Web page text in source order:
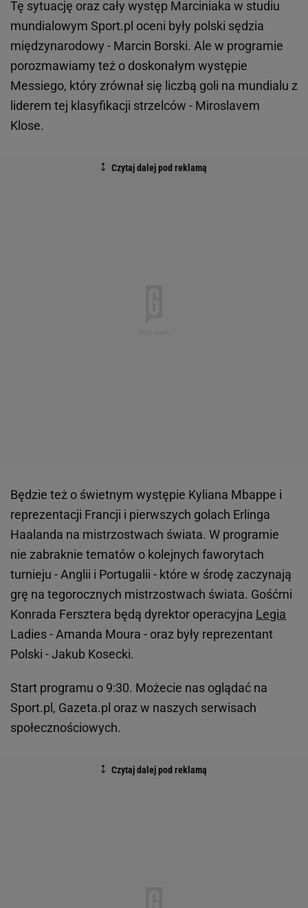
Tę sytuację oraz cały występ Marciniaka w studiu
mundialowym Sport.pl oceni były polski sędzia
międzynarodowy - Marcin Borski. Ale w programie
porozmawiamy też o doskonałym występie
Messiego, który zrównał się liczbą goli na mundialu z
liderem tej klasyfikacji strzelców - Miroslavem
Klose.
Będzie też o świetnym występie Kyliana Mbappe i
reprezentacji Francji i pierwszych golach Erlinga
Haalanda na mistrzostwach świata. W programie
nie zabraknie tematów o kolejnych faworytach
turnieju - Anglii i Portugalii - które w środę zaczynają
grę na tegorocznych mistrzostwach świata. Gośćmi
Konrada Fersztera będą dyrektor operacyjna Legia
Ladies - Amanda Moura - oraz były reprezentant
Polski - Jakub Kosecki.
Start programu o 9:30. Możecie nas oglądać na
Sport.pl, Gazeta.pl oraz w naszych serwisach
społecznościowych.